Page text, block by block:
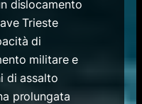
dislocamento
Trieste
di
militare e
di assalto
prolungata